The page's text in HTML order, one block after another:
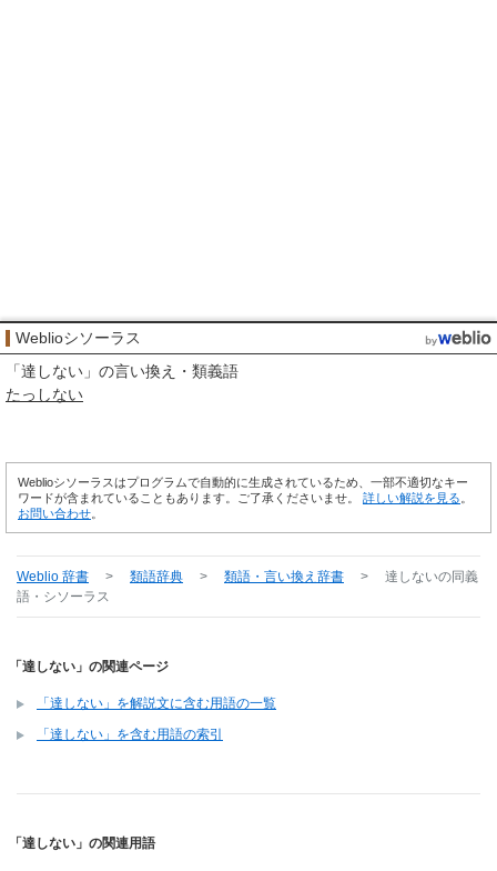
Weblioシソーラス
「達しない 」の言い換え・類義語
たっしない
Weblioシソーラスはプログラムで自動的に生成されているため、一部不適切なキー
ワードが含まれていることもあります。ご了承くださいませ。 詳しい解説を見る
お問い合わせ
Weblio 辞書 > 類語辞典 > 類語・言い換え辞書 > 達しないの同義
語・シソーラス
「達しない」の関連ページ
「達しない」を解説文に含む用語の一覧
「達しない」を含む用語の索引
「達しない」の関連用語